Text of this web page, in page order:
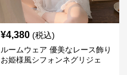
¥4,380 (税込)
ルームウェア 優美なレース飾り
お姫様風シフォンネグリジェ